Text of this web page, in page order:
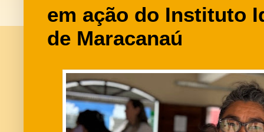
em ação do Instituto
de Maracanaú